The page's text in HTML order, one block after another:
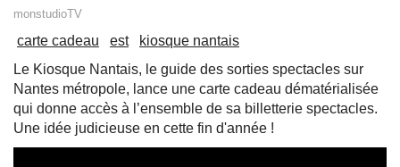
monstudioTV
carte cadeau est
kiosque nantais
​Le Kiosque Nantais, le guide des sorties spectacles sur
Nantes métropole, lance une carte cadeau dématérialisée
qui donne accès à l’ensemble de sa billetterie spectacles.
Une idée judicieuse en cette fin d'année !